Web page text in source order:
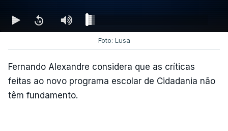
Foto: Lusa
Fernando Alexandre considera que as críticas
feitas ao novo programa escolar de Cidadania não
têm fundamento.